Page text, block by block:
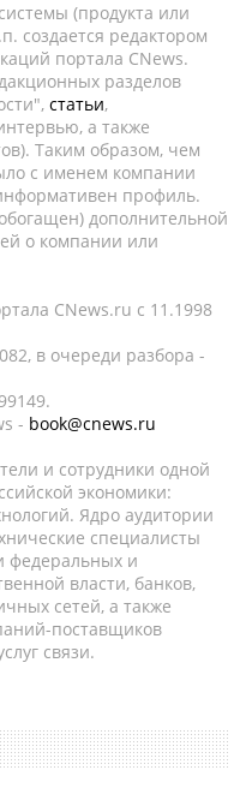
(продукта или
создается редактором
портала CNews.
разделов
статьи,
а также
Таким образом, чем
с именем компании
профиль.
дополнительной
о компании или
CNews.ru c 11.1998
в очереди разбора -
- book@cnews.ru
и сотрудники одной
экономики:
Ядро аудитории
специалисты
федеральных и
власти, банков,
сетей, а также
поставщиков
связи.